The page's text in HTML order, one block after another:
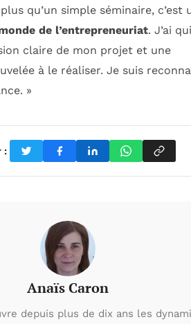
qu’un simple séminaire, c’est
de l’entrepreneuriat. J’ai
claire de mon projet et une
à le réaliser. Je suis
»
:
Anaïs Caron
depuis plus de dix ans les